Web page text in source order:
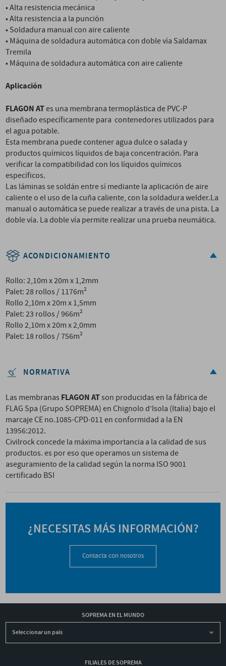
• Alta resistencia mecánica
• Alta resistencia a la punción
• Soldadura manual con aire caliente
• Máquina de soldadura automática con doble vía Saldamax
Tremila
• Máquina de soldadura automática con aire caliente
Aplicación
FLAGON ATes una membrana termoplástica de PVC-P
diseñado específicamente para contenedores utilizados para
el agua potable.
Esta membrana puede contener agua dulce o salada y
productos químicos líquidos de baja concentración. Para
verificar la compatibilidad con los líquidos químicos
específicos.
Las láminas se soldán entre sí mediante la aplicación de aire
caliente o el uso de la cuña caliente, con la soldadura welder.La
manual o automática se puede realizar a través de una pista. La
doble vía. La doble vía permite realizar una prueba neumática.
ACONDICIONAMIENTO
Rollo: 2,10m x 20m x 1,2mm
Palet: 28 rollos / 1176m²
Rollo 2,10m x 20m x 1,5mm
Palet: 23 rollos / 966m²
Rollo 2,10m x 20m x 2,0mm
Palet: 18 rollos / 756m²
NORMATIVA
Las membranas FLAGON ATson producidas en la fábrica de
FLAG Spa (Grupo SOPREMA) en Chignolo d’Isola (Italia) bajo el
marcaje CE no.1085-CPD-011 en conformidad a la EN
13956:2012.
Civilrock concede la máxima importancia a la calidad de sus
productos. es por eso que operamos un sistema de
aseguramiento de la calidad según la norma ISO 9001
certificado BSI
¿NECESITAS MÁS INFORMACIÓN?
Contacta con nosotros
SOPREMA EN EL MUNDO
Seleccionar un país
FILIALES DE SOPREMA